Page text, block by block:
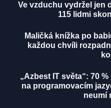
Ve vzduchu vydržel jen
115 lidmi
Maličká knížka po
každou chvíli
„Azbest IT světa“: 70
na programovacím
neumí